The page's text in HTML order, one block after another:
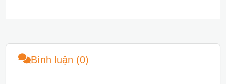
Bình luận (0)